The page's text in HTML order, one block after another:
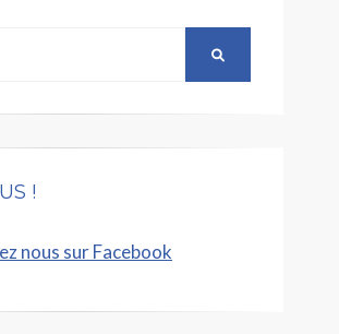
!
nous sur Facebook